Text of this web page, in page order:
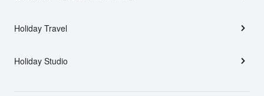
Holiday Travel
Holiday Studio